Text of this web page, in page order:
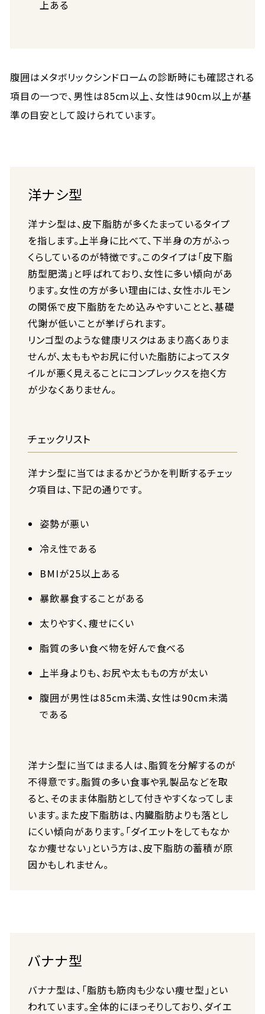
上ある
腹囲はメタボリックシンドロームの診断時にも確認される
項目の一つで、男性は85cm以上、女性は90cm以上が基
準の目安として設けられています。
洋ナシ型
洋ナシ型は、皮下脂肪が多くたまっているタイプ
を指します。上半身に比べて、下半身の方がふっ
くらしているのが特徴です。このタイプは「皮下脂
肪型肥満」と呼ばれており、女性に多い傾向があ
ります。女性の方が多い理由には、女性ホルモン
の関係で皮下脂肪をため込みやすいことと、基礎
代謝が低いことが挙げられます。
リンゴ型のような健康リスクはあまり高くありま
せんが、太ももやお尻に付いた脂肪によってスタ
イルが悪く見えることにコンプレックスを抱く方
が少なくありません。
チェックリスト
洋ナシ型に当てはまるかどうかを判断するチェッ
ク項目は、下記の通りです。
姿勢が悪い
冷え性である
BMIが25以上ある
暴飲暴食することがある
太りやすく、痩せにくい
脂質の多い食べ物を好んで食べる
上半身よりも、お尻や太ももの方が太い
腹囲が男性は85cm未満、女性は90cm未満
である
洋ナシ型に当てはまる人は、脂質を分解するのが
不得意です。脂質の多い食事や乳製品などを取
ると、そのまま体脂肪として付きやすくなってしま
います。また皮下脂肪は、内臓脂肪よりも落とし
にくい傾向があります。「ダイエットをしてもなか
なか痩せない」という方は、皮下脂肪の蓄積が原
因かもしれません。
バナナ型
バナナ型は、「脂肪も筋肉も少ない痩せ型」とい
われています。全体的にほっそりしており、ダイエ